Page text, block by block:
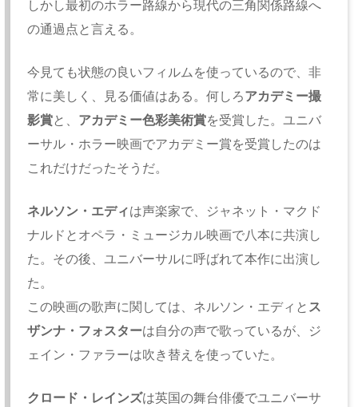
しかし最初のホラー路線から現代の三角関係路線へ
の通過点と言える。
今見ても状態の良いフィルムを使っているので、非
常に美しく、見る価値はある。何しろアカデミー撮
影賞と、 アカデミー色彩美術賞を受賞した。ユニバ
ーサル・ホラー映画でアカデミー賞を受賞したのは
これだけだったそうだ。
ネルソン・エディは声楽家で、ジャネット・マクド
ナルドとオペラ・ミュージカル映画で八本に共演し
た。その後、ユニバーサルに呼ばれて本作に出演し
た。
この映画の歌声に関しては、ネルソン・エディとス
ザンナ・フォスターは自分の声で歌っているが、ジ
ェイン・ファラーは吹き替えを使っていた。
クロード・レインズは英国の舞台俳優でユニバーサ